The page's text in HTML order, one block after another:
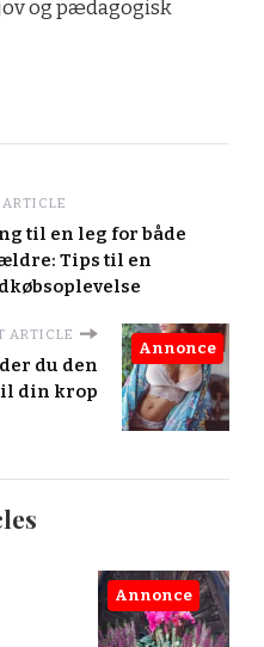
og pædagogisk
til en leg for både
Tips til en
ARTICLE
du den
din krop
Annonce
Annonce